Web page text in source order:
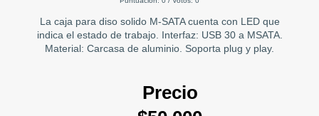
La caja para diso solido M-SATA cuenta con LED que
indica el estado de trabajo. Interfaz: USB 30 a MSATA.
Material: Carcasa de aluminio. Soporta plug y play.
Precio